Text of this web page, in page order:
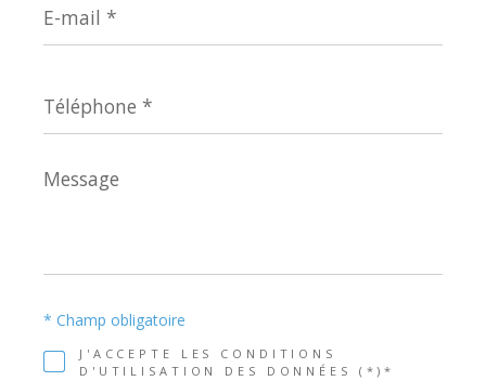
mail
*
*
Message
*
J'ACCEPTE LES CONDITIONS
D'UTILISATION DES DONNÉES (*)*
* Champ obligatoire